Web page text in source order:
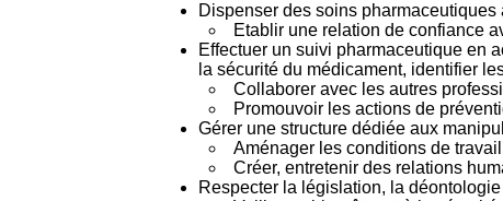
Dispenser des soins
Etablir une relation de confiance
Effectuer un suivi pharmaceutique en
la sécurité du médicament, identifier
Collaborer avec les autres
Promouvoir les actions de
Gérer une structure dédiée aux
Aménager les conditions de
Créer, entretenir des relations
Respecter la législation, la